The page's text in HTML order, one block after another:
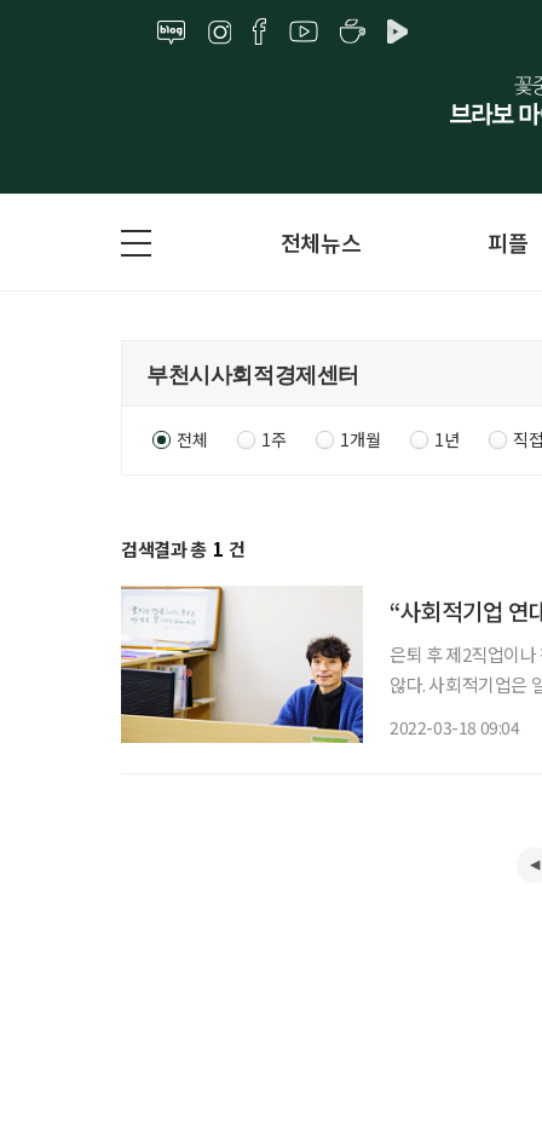
전체뉴스 피플
전체 1주 1개월 1년 직
검색결과 총 1 건
“사회적기업 연
은퇴 후 제2직업이
않다. 사회적기업은
2022-03-18 09:04